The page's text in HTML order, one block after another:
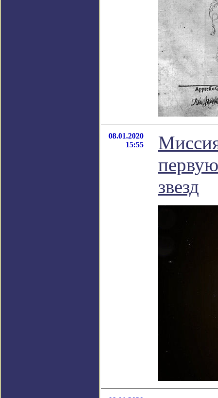
08.01.2020
15:55
звезд